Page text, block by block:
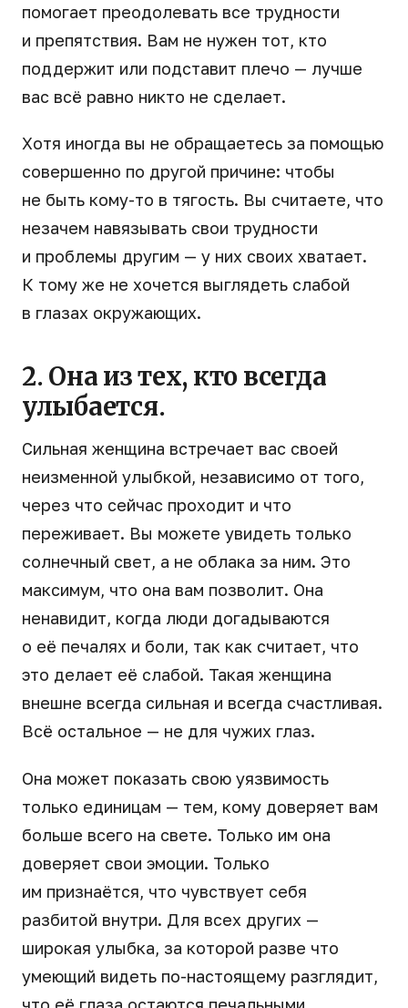
помогает преодолевать все трудности
и препятствия. Вам не нужен тот, кто
поддержит или подставит плечо — лучше
вас всё равно никто не сделает.
Хотя иногда вы не обращаетесь за помощью
совершенно по другой причине: чтобы
не быть кому-то в тягость. Вы считаете, что
незачем навязывать свои трудности
и проблемы другим — у них своих хватает.
К тому же не хочется выглядеть слабой
в глазах окружающих.
2. Она из тех, кто всегда
улыбается.
Сильная женщина встречает вас своей
неизменной улыбкой, независимо от того,
через что сейчас проходит и что
переживает. Вы можете увидеть только
солнечный свет, а не облака за ним. Это
максимум, что она вам позволит. Она
ненавидит, когда люди догадываются
о её печалях и боли, так как считает, что
это делает её слабой. Такая женщина
внешне всегда сильная и всегда счастливая.
Всё остальное — не для чужих глаз.
Она может показать свою уязвимость
только единицам — тем, кому доверяет вам
больше всего на свете. Только им она
доверяет свои эмоции. Только
им признаётся, что чувствует себя
разбитой внутри. Для всех других —
широкая улыбка, за которой разве что
умеющий видеть по-настоящему разглядит,